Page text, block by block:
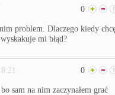
0
problem. Dlaczego kiedy
mi błąd?
0
sam na nim zaczynałem grać